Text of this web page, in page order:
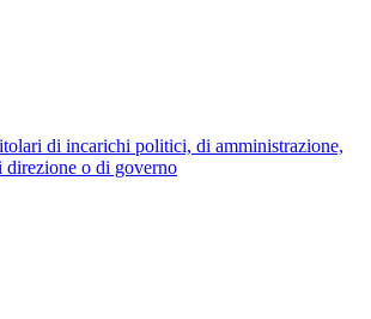
di incarichi politici, di amministrazione,
direzione o di governo